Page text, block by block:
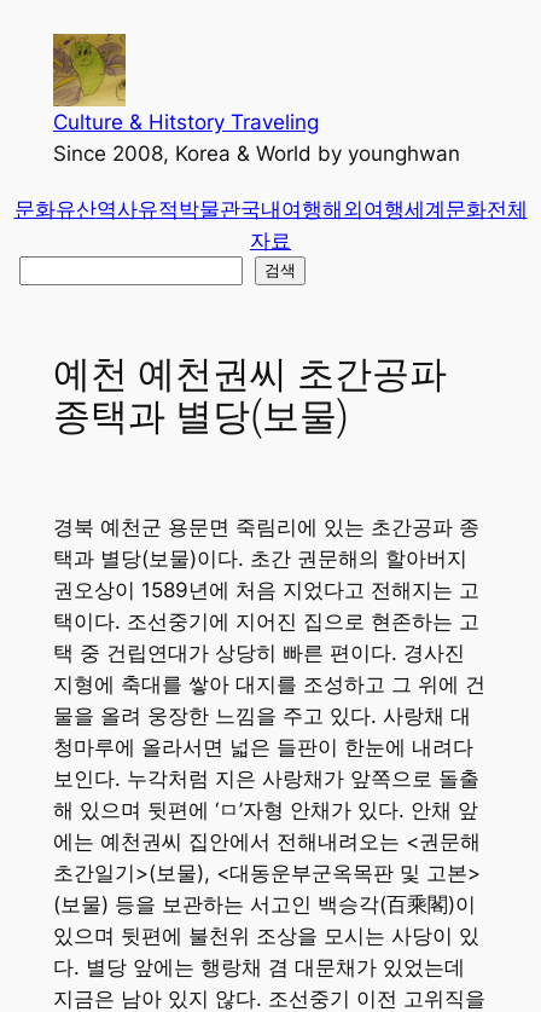
가
Culture & Hitstory Traveling
Since 2008, Korea & World by younghwan
문화유산역사유적박물관국내여행해외여행세계문화전체
자료
검색
예천 예천권씨 초간공파
종택과 별당(보물)
경북 예천군 용문면 죽림리에 있는 초간공파 종
택과 별당(보물)이다. 초간 권문해의 할아버지
권오상이 1589년에 처음 지었다고 전해지는 고
택이다. 조선중기에 지어진 집으로 현존하는 고
택 중 건립연대가 상당히 빠른 편이다. 경사진
지형에 축대를 쌓아 대지를 조성하고 그 위에 건
물을 올려 웅장한 느낌을 주고 있다. 사랑채 대
청마루에 올라서면 넓은 들판이 한눈에 내려다
보인다. 누각처럼 지은 사랑채가 앞쪽으로 돌출
해 있으며 뒷편에 ‘ㅁ’자형 안채가 있다. 안채 앞
에는 예천권씨 집안에서 전해내려오는 <권문해
초간일기>(보물), <대동운부군옥목판 및 고본>
(보물) 등을 보관하는 서고인 백승각(百乘閣)이
있으며 뒷편에 불천위 조상을 모시는 사당이 있
다. 별당 앞에는 행랑채 겸 대문채가 있었는데
지금은 남아 있지 않다. 조선중기 이전 고위직을